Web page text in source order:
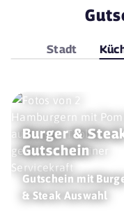
Stadt
Burger &
Gutschein
Gutschein mit
& Steak Auswahl